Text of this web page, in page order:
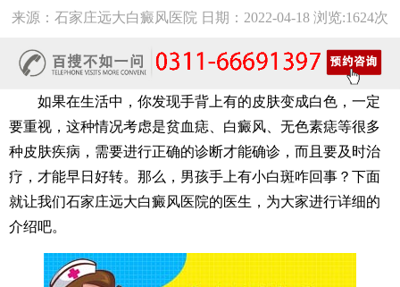
来源：石家庄远大白癜风医院 日期：2022-04-18 浏览:1624次
如果在生活中，你发现手背上有的皮肤变成白色，一定
要重视，这种情况考虑是贫血痣、白癜风、无色素痣等很多
种皮肤疾病，需要进行正确的诊断才能确诊，而且要及时治
疗，才能早日好转。那么，男孩手上有小白斑咋回事？下面
就让我们石家庄远大白癜风医院的医生，为大家进行详细的
介绍吧。